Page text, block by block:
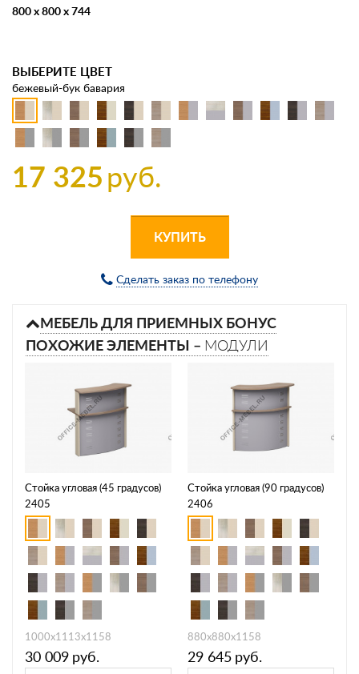
800 x 800 x 744
ВЫБЕРИТЕ ЦВЕТ
бежевый-бук бавария
17 325руб.
КУПИТЬ
Сделать заказ по телефону
МЕБЕЛЬ ДЛЯ ПРИЕМНЫХ БОНУС
ПОХОЖИЕ ЭЛЕМЕНТЫ – МОДУЛИ
Стойка угловая (45 градусов)
2405
1000х1113х1158
30 009 руб.
Стойка угловая (90 градусов)
2406
880х880х1158
29 645 руб.